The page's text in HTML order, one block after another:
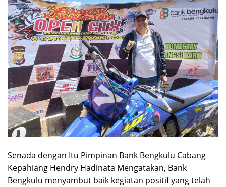
Senada dengan Itu Pimpinan Bank Bengkulu Cabang
Kepahiang Hendry Hadinata Mengatakan, Bank
Bengkulu menyambut baik kegiatan positif yang telah